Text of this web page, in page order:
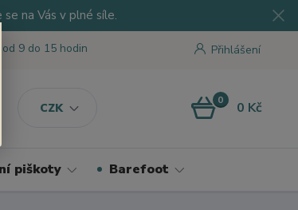
na Vás v plné síle.
CZK
Přihlášení
od 9 do 15 hodin
0 0 Kč
piškoty Barefoot